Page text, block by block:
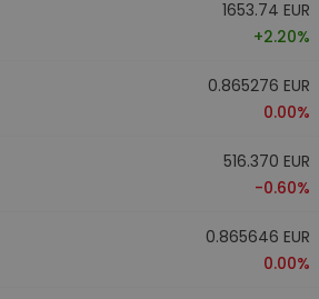
1653.74 EUR
+2.20%
0.865276 EUR
0.00%
516.370 EUR
-0.60%
0.865646 EUR
0.00%